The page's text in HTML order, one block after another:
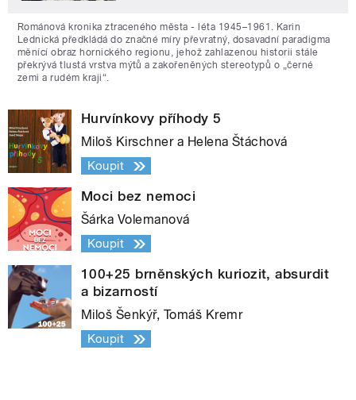
Románová kronika ztraceného města - léta 1945–1961. Karin
Lednická předkládá do značné míry převratný, dosavadní paradigma
měnící obraz hornického regionu, jehož zahlazenou historii stále
překrývá tlustá vrstva mýtů a zakořeněných stereotypů o „černé
zemi a rudém kraji“.
Hurvínkovy příhody 5
Miloš Kirschner a Helena Štáchová
Koupit
Moci bez nemoci
Šárka Volemanová
Koupit
100+25 brněnských kuriozit, absurdit
a bizarností
Miloš Šenkýř, Tomáš Kremr
Koupit